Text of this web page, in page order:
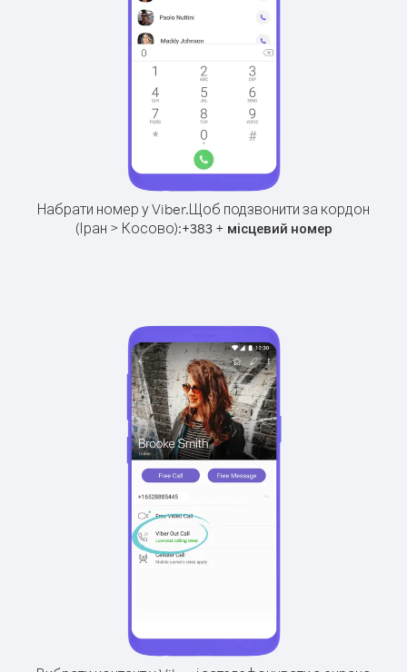
Набрати номер у Viber.Щоб подзвонити за кордон
(Іран > Косово):+383+ місцевий номер